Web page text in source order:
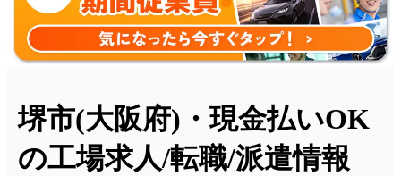
堺市(大阪府)・現金払いOK
の工場求人/転職/派遣情報